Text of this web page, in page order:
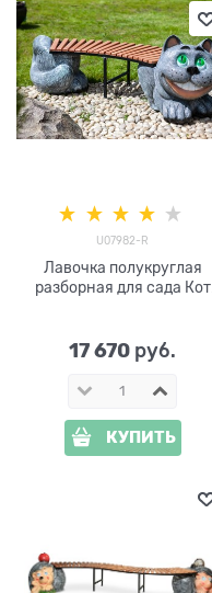
U07982-R
Лавочка полукруглая
разборная для сада Кот
17 670 руб.
КУПИТЬ